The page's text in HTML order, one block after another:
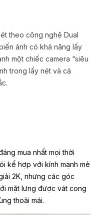
theo công nghệ Dual
ảnh có khả năng lấy
một chiếc camera “siêu
trong lấy nét và cả
mua nhất mọi thời
kế hợp với kính mạnh mẻ
2K, nhưng các góc
mặt lưng được vát cong
thoải mái.